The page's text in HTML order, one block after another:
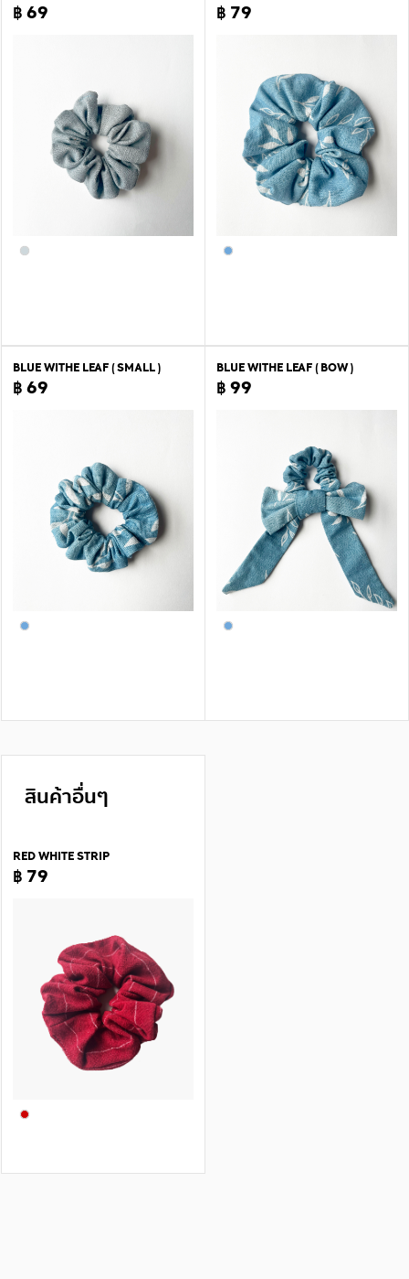
฿ 69 ฿ 79
BLUE WITHE LEAF ( SMALL )
฿ 69
BLUE WITHE LEAF ( BOW )
฿ 99
สินค้าอื่นๆ
RED WHITE STRIP
฿ 79